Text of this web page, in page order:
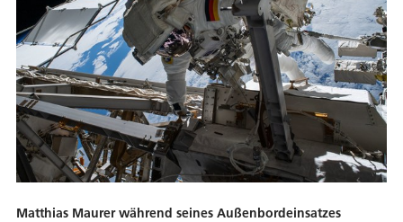
Matthias Maurer während seines Außenbordeinsatzes